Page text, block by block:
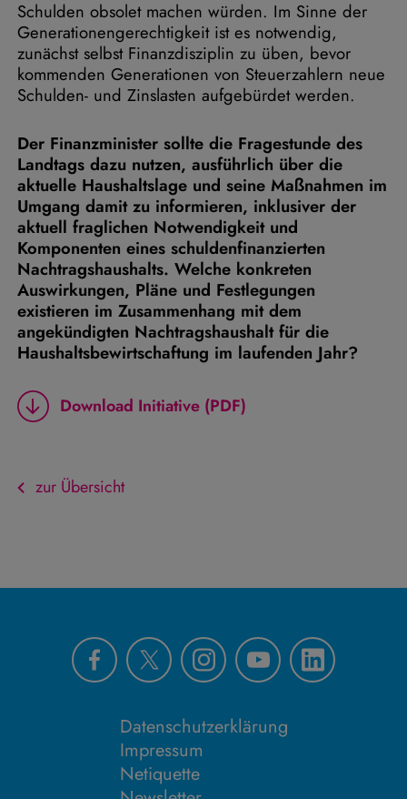
Schulden obsolet machen würden. Im Sinne der
Generationengerechtigkeit ist es notwendig,
zunächst selbst Finanzdisziplin zu üben, bevor
kommenden Generationen von Steuerzahlern neue
Schulden- und Zinslasten aufgebürdet werden.
Der Finanzminister sollte die Fragestunde des
Landtags dazu nutzen, ausführlich über die
aktuelle Haushaltslage und seine Maßnahmen im
Umgang damit zu informieren, inklusiver der
aktuell fraglichen Notwendigkeit und
Komponenten eines schuldenfinanzierten
Nachtragshaushalts. Welche konkreten
Auswirkungen, Pläne und Festlegungen
existieren im Zusammenhang mit dem
angekündigten Nachtragshaushalt für die
Haushaltsbewirtschaftung im laufenden Jahr?
Download Initiative (PDF)
zur Übersicht
Datenschutzerklärung
Impressum
Netiquette